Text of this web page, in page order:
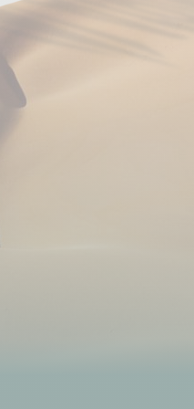
+ 1 véhicule
peut être fatigant du
sur des pistes non
d’information et de
voyageurs, nous vous
aériennes
actuellement sur la
interdits
établie par la